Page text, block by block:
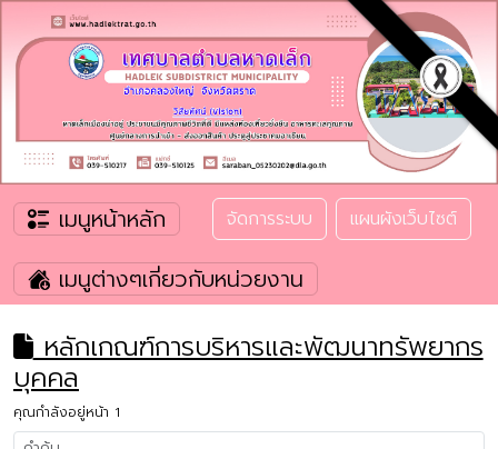
เมนูหน้าหลัก จัดการระบบ แผนผังเว็บไซต์
เมนูต่างๆเกี่ยวกับหน่วยงาน
หลักเกณฑ์การบริหารและพัฒนาทรัพยากร
บุคคล
คุณกำลังอยู่หน้า 1